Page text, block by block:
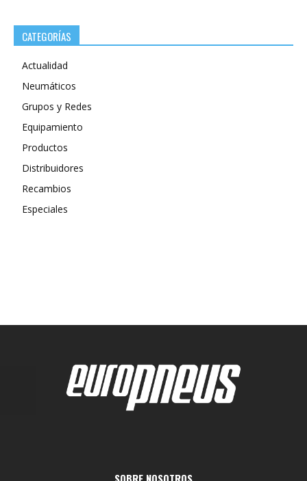
CATEGORÍAS
Actualidad
Neumáticos
Grupos y Redes
Equipamiento
Productos
Distribuidores
Recambios
Especiales